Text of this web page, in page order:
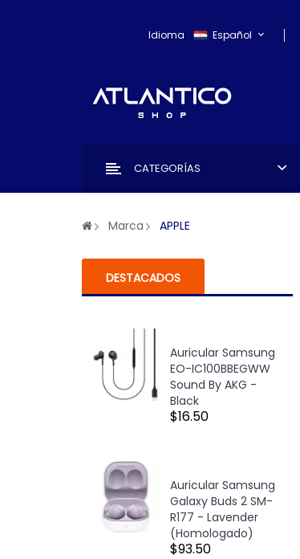
Idioma Español
CATEGORÍAS
Marca APPLE
DESTACADOS
Auricular Samsung
EO-IC100BBEGWW
Sound By AKG -
Black
$16.50
Auricular Samsung
Galaxy Buds 2 SM-
R177 - Lavender
(Homologado)
$93.50